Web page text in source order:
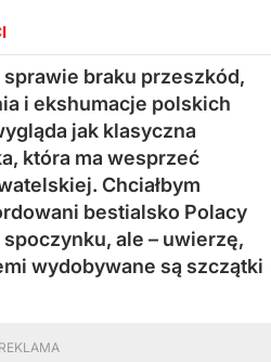
braku przeszkód,
i ekshumacje polskich
jak klasyczna
która ma wesprzeć
Chciałbym
bestialsko Polacy
ale – uwierzę,
wydobywane są szczątki